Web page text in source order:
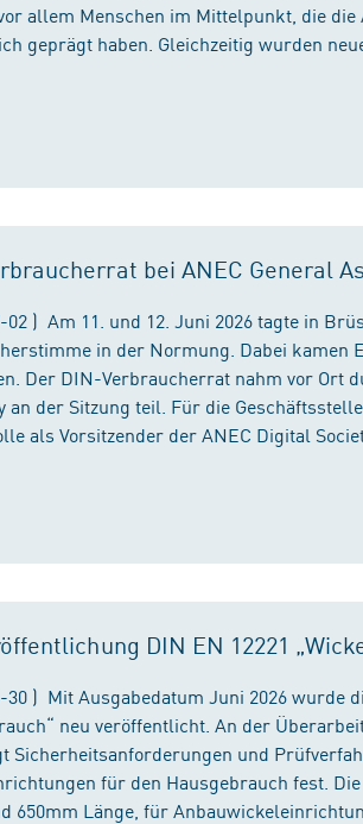
allem Menschen im Mittelpunkt, die
geprägt haben. Gleichzeitig wurden
bei ANEC General
02 ) Am 11. und 12. Juni 2026 tagte in
in der Normung. Dabei kamen
Der DIN-Verbraucherrat nahm vor Ort
an der Sitzung teil. Für die
als Vorsitzender der ANEC Digital
DIN EN 12221
30 ) Mit Ausgabedatum Juni 2026 wurde
neu veröffentlicht. An der
Sicherheitsanforderungen und
für den Hausgebrauch fest.
650mm Länge, für